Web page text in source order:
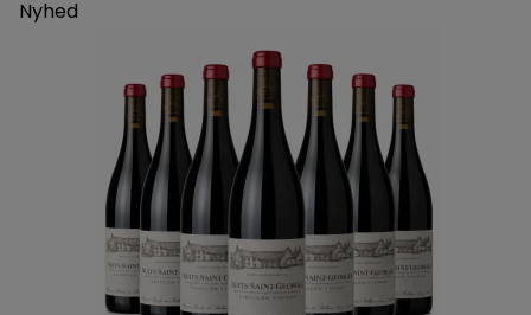
Nyhed